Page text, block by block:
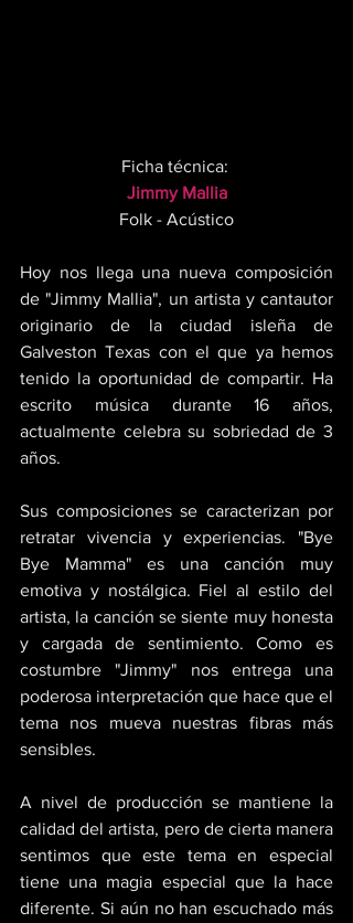
Ficha técnica:
Jimmy Mallia
Folk - Acústico
Hoy nos llega una nueva composición
de "Jimmy Mallia", un artista y cantautor
originario de la ciudad isleña de
Galveston Texas con el que ya hemos
tenido la oportunidad de compartir. Ha
escrito música durante 16 años,
actualmente celebra su sobriedad de 3
años.
Sus composiciones se caracterizan por
retratar vivencia y experiencias. "Bye
Bye Mamma" es una canción muy
emotiva y nostálgica. Fiel al estilo del
artista, la canción se siente muy honesta
y cargada de sentimiento. Como es
costumbre "Jimmy" nos entrega una
poderosa interpretación que hace que el
tema nos mueva nuestras fibras más
sensibles.
A nivel de producción se mantiene la
calidad del artista, pero de cierta manera
sentimos que este tema en especial
tiene una magia especial que la hace
diferente. Si aún no han escuchado más